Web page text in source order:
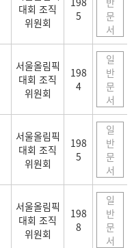
대회 조직
위원회
5
문
서
서울올림픽
대회 조직
위원회
198
4
일
반
문
서
서울올림픽
대회 조직
위원회
198
5
일
반
문
서
서울올림픽
대회 조직
위원회
198
8
일
반
문
서